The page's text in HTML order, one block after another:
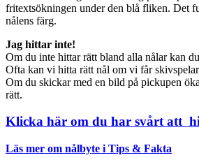
fritextsökningen under den blå fliken. Det
nålens färg.
Jag hittar inte!
Om du inte hittar rätt bland alla nålar kan
Ofta kan vi hitta rätt nål om vi får
Om du skickar med en bild på pickupen
rätt.
Klicka här om du har svårt att
Läs mer om nålbyte i Tips & Fakta